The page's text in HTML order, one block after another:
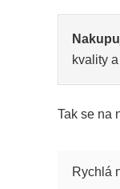
kvality
Tak se na
Rychlá